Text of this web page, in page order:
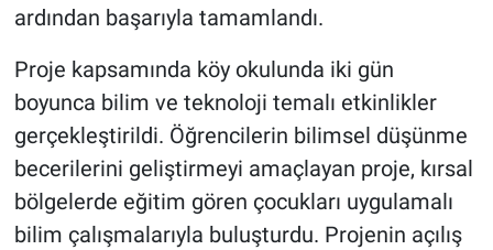
ardından başarıyla tamamlandı.
Proje kapsamında köy okulunda iki gün
boyunca bilim ve teknoloji temalı etkinlikler
gerçekleştirildi. Öğrencilerin bilimsel düşünme
becerilerini geliştirmeyi amaçlayan proje, kırsal
bölgelerde eğitim gören çocukları uygulamalı
bilim çalışmalarıyla buluşturdu. Projenin açılış